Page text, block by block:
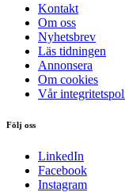
Kontakt
Om oss
Nyhetsbrev
Läs tidningen
Annonsera
Om cookies
Vår
Följ oss
LinkedIn
Facebook
Instagram